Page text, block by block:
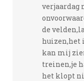
verjaardag
de
huizen,het
kan mij
treinen,je
het klopt